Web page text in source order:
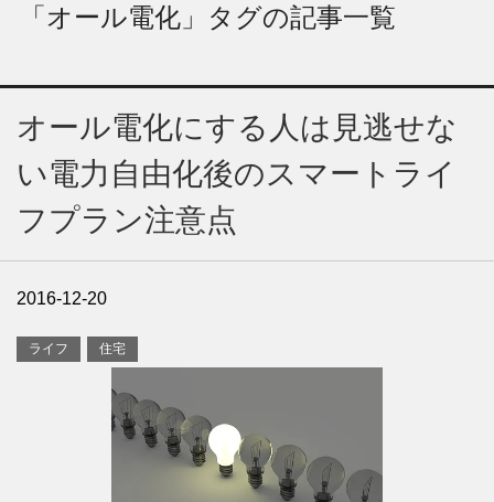
「オール電化」タグの記事一覧
オール電化にする人は見逃せな
い電力自由化後のスマートライ
フプラン注意点
2016-12-20
ライフ 住宅